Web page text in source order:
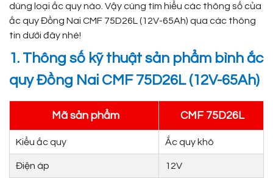
dùng loại ắc quy nào. Vậy cùng tìm hiểu các thông số của
ắc quy Đồng Nai CMF 75D26L (12V-65Ah) qua các thông
tin dưới đây nhé!
1. Thông số kỹ thuật sản phẩm bình ắc
quy Đồng Nai CMF 75D26L (12V-65Ah)
Mã sản phẩm CMF 75D26L
Kiểu ắc quy Ắc quy khô
Điện áp 12V